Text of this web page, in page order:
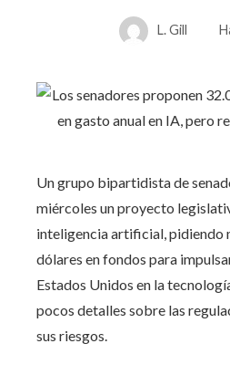
L. Gill
Un grupo bipartidista de
miércoles un proyecto
inteligencia artificial, pidiendo
dólares en fondos para
Estados Unidos en la
pocos detalles sobre las
sus riesgos.